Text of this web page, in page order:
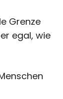
Grenze
egal, wie